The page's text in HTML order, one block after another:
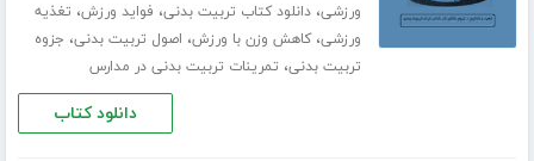
ورزشی،دانلود کتاب تربیت بدنی، فواید ورزش، تغذیه
ورزشی،کاهش وزن با ورزش، اصول تربیت بدنی، جزوه
تربیت بدنی، تمرینات تربیت بدنی در مدارس
دانلود کتاب